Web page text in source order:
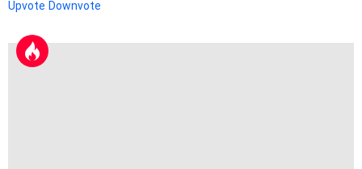
Upvote Downvote